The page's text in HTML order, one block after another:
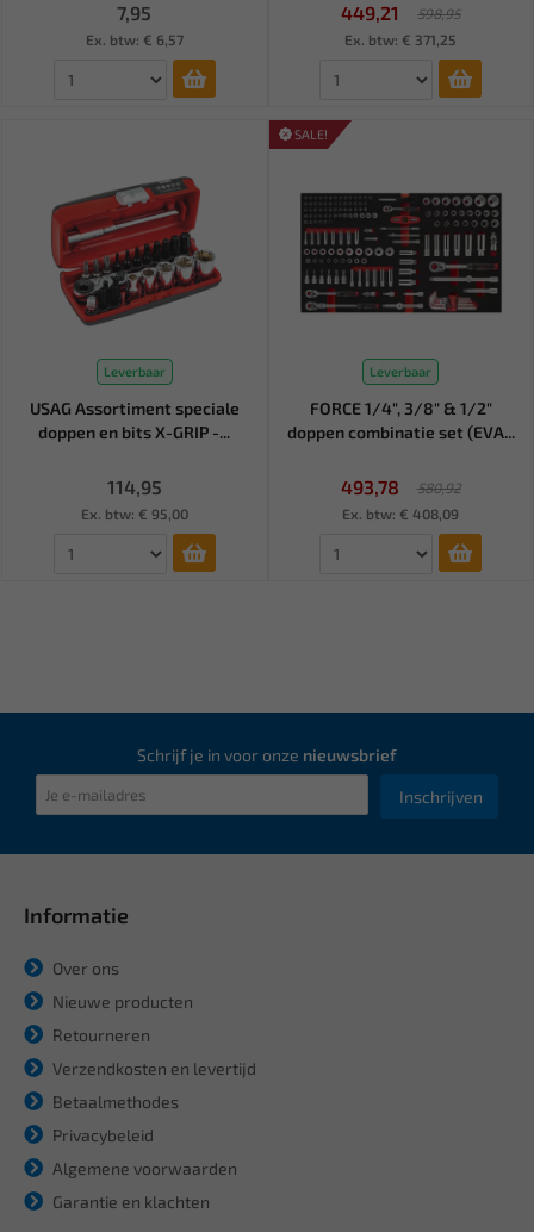
7,95
Ex. btw: € 6,57
449,21
598,95
Ex. btw: € 371,25
Leverbaar
USAG Assortiment speciale
doppen en bits X-GRIP -...
114,95
Ex. btw: € 95,00
SALE!
Leverbaar
FORCE 1/4", 3/8" & 1/2"
doppen combinatie set (EVA...
493,78
580,92
Ex. btw: € 408,09
Schrijf je in voor onze nieuwsbrief
Inschrijven
Informatie
Over ons
Nieuwe producten
Retourneren
Verzendkosten en levertijd
Betaalmethodes
Privacybeleid
Algemene voorwaarden
Garantie en klachten